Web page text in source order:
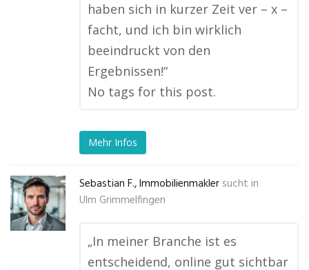
haben sich in kurzer Zeit ver – x –
facht, und ich bin wirklich
beeindruckt von den
Ergebnissen!“
No tags for this post.
Mehr Infos
Sebastian F., Immobilienmakler sucht in
Ulm Grimmelfingen
„In meiner Branche ist es
entscheidend, online gut sichtbar